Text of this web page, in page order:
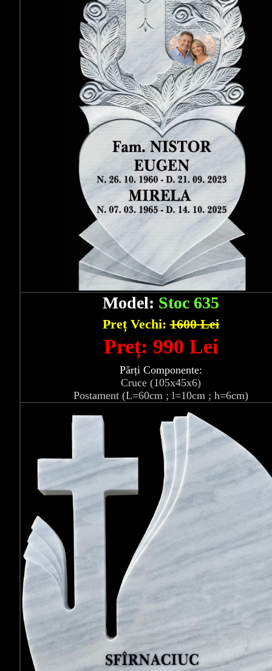
Model: Stoc 635
Preț Vechi:1600 Lei
Preț: 990 Lei
Părți Componente:
Cruce (105x45x6)
Postament (L=60cm ; l=10cm ; h=6cm)